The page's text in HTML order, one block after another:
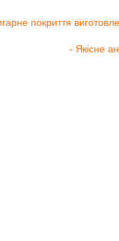
покриття
- Якісне